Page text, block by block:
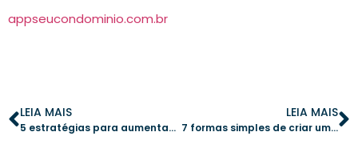
appseucondominio.com.br
LEIA MAIS
5 estratégias para aumentar o uso do aplicativo condominial
LEIA MAIS
7 formas simples de criar uma comunidade mais unida no condomínio